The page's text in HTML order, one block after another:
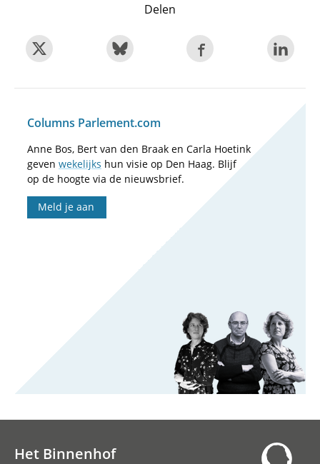
Delen
Columns Parlement.com
Anne Bos, Bert van den Braak en Carla Hoetink
geven wekelijks hun visie op Den Haag. Blijf
op de hoogte via de nieuwsbrief.
Meld je aan
Het Binnenhof